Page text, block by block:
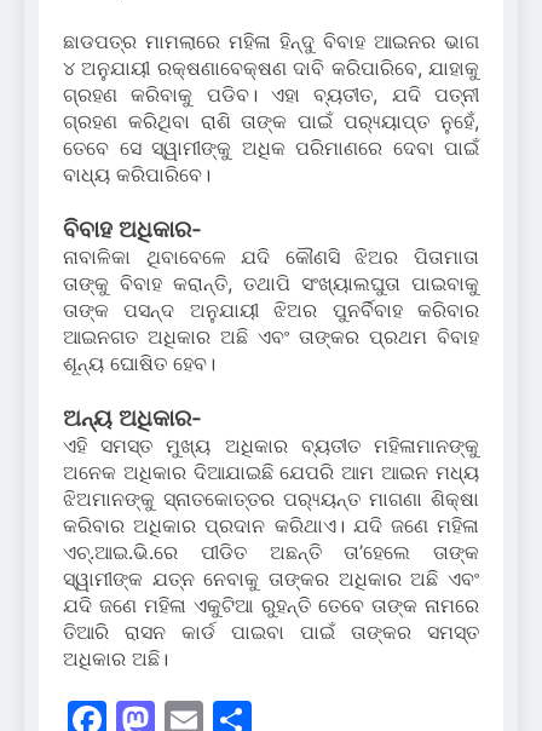
ଛାଡପତ୍ର ମାମଲାରେ ମହିଳା ହିନ୍ଦୁ ବିବାହ ଆଇନର ଭାଗ
୪ ଅନୁଯାୟୀ ରକ୍ଷଣାବେକ୍ଷଣ ଦାବି କରିପାରିବେ, ଯାହାକୁ
ଗ୍ରହଣ କରିବାକୁ ପଡିବ। ଏହା ବ୍ୟତୀତ, ଯଦି ପତ୍ନୀ
ଗ୍ରହଣ କରିଥିବା ରାଶି ତାଙ୍କ ପାଇଁ ପର‌୍ୟ୍ୟାପ୍ତ ନୁହେଁ,
ତେବେ ସେ ସ୍ୱାମୀଙ୍କୁ ଅଧିକ ପରିମାଣରେ ଦେବା ପାଇଁ
ବାଧ୍ୟ କରିପାରିବେ।
ବିବାହ ଅଧିକାର-
ନାବାଳିକା ଥିବାବେଳେ ଯଦି କୌଣସି ଝିଅର ପିତାମାତା
ତାଙ୍କୁ ବିବାହ କରାନ୍ତି, ତଥାପି ସଂଖ୍ୟାଲଘୁତା ପାଇବାକୁ
ତାଙ୍କ ପସନ୍ଦ ଅନୁଯାୟୀ ଝିଅର ପୁନର୍ବିବାହ କରିବାର
ଆଇନଗତ ଅଧିକାର ଅଛି ଏବଂ ତାଙ୍କର ପ୍ରଥମ ବିବାହ
ଶୂନ୍ୟ ଘୋଷିତ ହେବ।
ଅନ୍ୟ ଅଧିକାର-
ଏହି ସମସ୍ତ ମୁଖ୍ୟ ଅଧିକାର ବ୍ୟତୀତ ମହିଳାମାନଙ୍କୁ
ଅନେକ ଅଧିକାର ଦିଆଯାଇଛି ଯେପରି ଆମ ଆଇନ ମଧ୍ୟ
ଝିଅମାନଙ୍କୁ ସ୍ନାତକୋତ୍ତର ପର‌୍ୟ୍ୟନ୍ତ ମାଗଣା ଶିକ୍ଷା
କରିବାର ଅଧିକାର ପ୍ରଦାନ କରିଥାଏ। ଯଦି ଜଣେ ମହିଳା
ଏଚ୍.ଆଇ.ଭି.ରେ ପୀଡିତ ଅଛନ୍ତି ତା’ହେଲେ ତାଙ୍କ
ସ୍ୱାମୀଙ୍କ ଯତ୍ନ ନେବାକୁ ତାଙ୍କର ଅଧିକାର ଅଛି ଏବଂ
ଯଦି ଜଣେ ମହିଳା ଏକୁଟିଆ ରୁହନ୍ତି ତେବେ ତାଙ୍କ ନାମରେ
ତିଆରି ରାସନ କାର୍ଡ ପାଇବା ପାଇଁ ତାଙ୍କର ସମସ୍ତ
ଅଧିକାର ଅଛି।
Facebook
Mastodon
Email